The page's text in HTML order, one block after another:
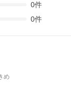
0件
0件
め